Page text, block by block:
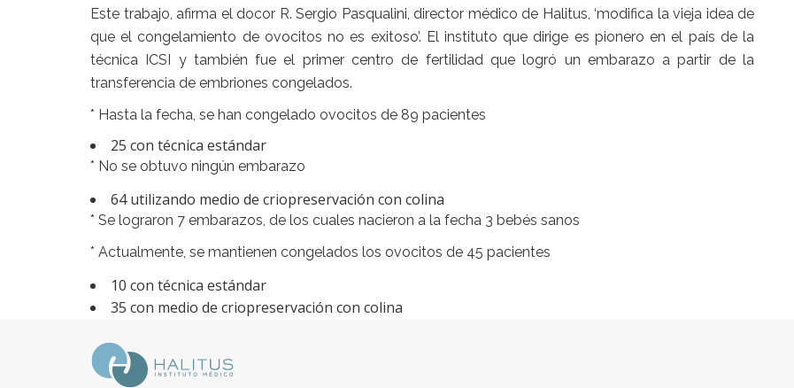
Este trabajo, afirma el docor R. Sergio Pasqualini, director médico de Halitus, ‘modifica la vieja idea de
que el congelamiento de ovocitos no es exitoso’. El instituto que dirige es pionero en el país de la
técnica ICSI y también fue el primer centro de fertilidad que logró un embarazo a partir de la
transferencia de embriones congelados.
* Hasta la fecha, se han congelado ovocitos de 89 pacientes
25 con técnica estándar
* No se obtuvo ningún embarazo
64 utilizando medio de criopreservación con colina
* Se lograron 7 embarazos, de los cuales nacieron a la fecha 3 bebés sanos
* Actualmente, se mantienen congelados los ovocitos de 45 pacientes
10 con técnica estándar
35 con medio de criopreservación con colina